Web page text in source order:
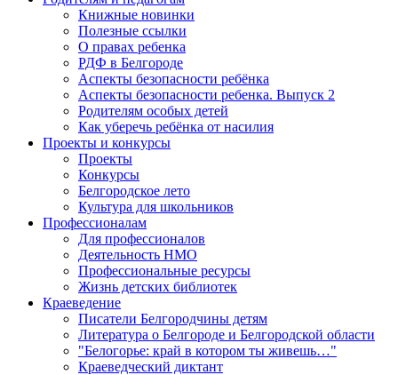
Книжные новинки
Полезные ссылки
О правах ребенка
РДФ в Белгороде
Аспекты безопасности ребёнка
Аспекты безопасности ребенка. Выпуск 2
Родителям особых детей
Как уберечь ребёнка от насилия
Проекты и конкурсы
Проекты
Конкурсы
Белгородское лето
Культура для школьников
Профессионалам
Для профессионалов
Деятельность НМО
Профессиональные ресурсы
Жизнь детских библиотек
Краеведение
Писатели Белгородчины детям
Литература о Белгороде и Белгородской области
"Белогорье: край в котором ты живешь…"
Краеведческий диктант